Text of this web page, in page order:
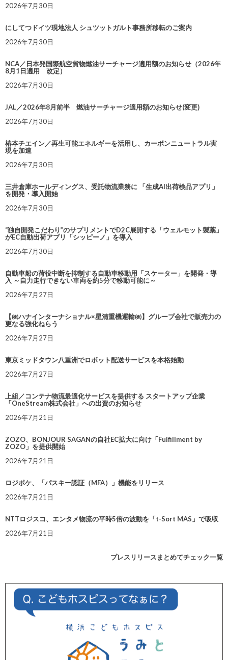
2026年7月30日
にしてつドイツ現地法人 シュツットガルト事務所移転のご案内
2026年7月30日
NCA／日本発国際航空貨物燃油サーチャージ適用額のお知らせ（2026年
8月1日適用 改定）
2026年7月30日
JAL／2026年8月前半 燃油サーチャージ適用額のお知らせ(変更)
2026年7月30日
椿本チエイン／再生可能エネルギーを活用し、カーボンニュートラル実
現を加速
2026年7月30日
三井倉庫ホールディングス、受託物流業務に 「生成AI出荷検品アプリ」
を開発・導入開始
2026年7月30日
“独自開発こだわり”のサプリメントでD2C展開する「ウェルモット製薬」
がEC自動出荷アプリ「シッピーノ」を導入
2026年7月30日
自動車船の荷役中断を抑制する自動車移動用「スケーター」を開発・導
入 ～自力走行できない車両を約5分で移動可能に～
2026年7月27日
【㈱ハナインターナショナル×星清重機運輸㈱】グループ会社で販売力の
更なる強化ねらう
2026年7月27日
東京ミッドタウン八重洲でロボット配送サービスを本格始動
2026年7月27日
上組／コンテナ物流最適化サービスを提供する スタートアップ企業
「OneStream株式会社」への出資のお知らせ
2026年7月21日
ZOZO、BONJOUR SAGANの自社EC拡大に向け「Fulfillment by
ZOZO」を提供開始
2026年7月21日
ロジポケ、「パスキー認証（MFA）」機能をリリース
2026年7月21日
NTTロジスコ、エンタメ物流の平時5倍の波動を「t-Sort MAS」で吸収
2026年7月21日
プレスリリースまとめてチェック一覧